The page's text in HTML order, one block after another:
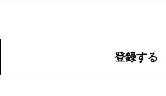
登録する